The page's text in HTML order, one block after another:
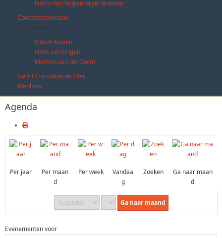
Foto's Van Vulpen-orgel Bremen
Concertcommissie
Organisten
Simon Koolen
Henk van Lingen
Martien van der Zwan
Gerrit Christiaan de Gier
Weblinks
Agenda
Per jaar
Per maan
d
Per week
Vandaa
g
Zoeken
Ga naar maan
d
Ga naar maand
Evenementen voor